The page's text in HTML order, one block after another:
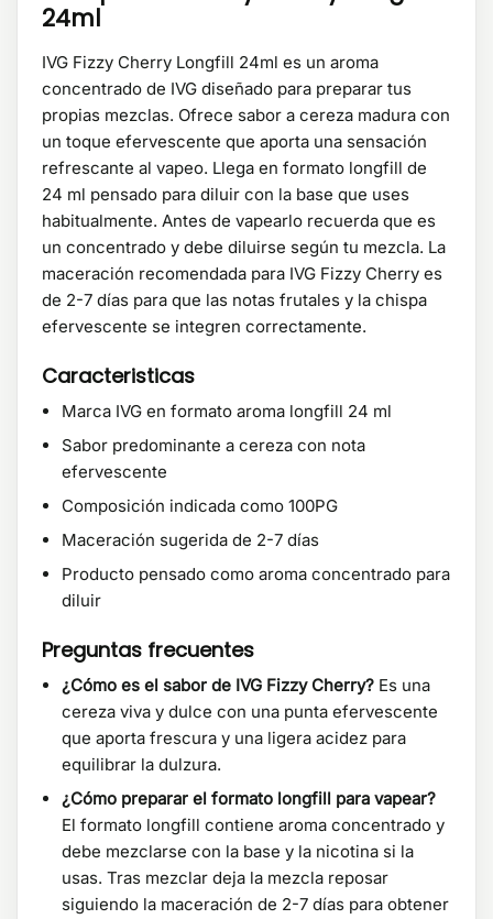
24ml
IVG Fizzy Cherry Longfill 24ml es un aroma
concentrado de IVG diseñado para preparar tus
propias mezclas. Ofrece sabor a cereza madura con
un toque efervescente que aporta una sensación
refrescante al vapeo. Llega en formato longfill de
24 ml pensado para diluir con la base que uses
habitualmente. Antes de vapearlo recuerda que es
un concentrado y debe diluirse según tu mezcla. La
maceración recomendada para IVG Fizzy Cherry es
de 2-7 días para que las notas frutales y la chispa
efervescente se integren correctamente.
Caracteristicas
Marca IVG en formato aroma longfill 24 ml
Sabor predominante a cereza con nota
efervescente
Composición indicada como 100PG
Maceración sugerida de 2-7 días
Producto pensado como aroma concentrado para
diluir
Preguntas frecuentes
¿Cómo es el sabor de IVG Fizzy Cherry? Es una
cereza viva y dulce con una punta efervescente
que aporta frescura y una ligera acidez para
equilibrar la dulzura.
¿Cómo preparar el formato longfill para vapear?
El formato longfill contiene aroma concentrado y
debe mezclarse con la base y la nicotina si la
usas. Tras mezclar deja la mezcla reposar
siguiendo la maceración de 2-7 días para obtener